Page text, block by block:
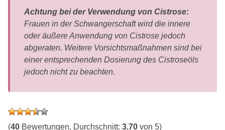
Achtung bei der Verwendung von Cistrose:
Frauen in der Schwangerschaft wird die innere
oder äußere Anwendung von Cistrose jedoch
abgeraten. Weitere Vorsichtsmaßnahmen sind bei
einer entsprechenden Dosierung des Cistroseöls
jedoch nicht zu beachten.
(40 Bewertungen, Durchschnitt: 3,70 von 5)